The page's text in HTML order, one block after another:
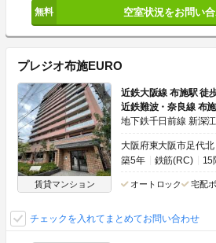
空室状況をお問い
プレジオ布施EURO
賃貸マンション
近鉄大阪線 布施駅 徒
近鉄難波・奈良線 布
地下鉄千日前線 新深
大阪府東大阪市足代北
築5年
鉄筋(RC) 15
オートロック 宅配
チェックを入れてまとめてお問い合わせ